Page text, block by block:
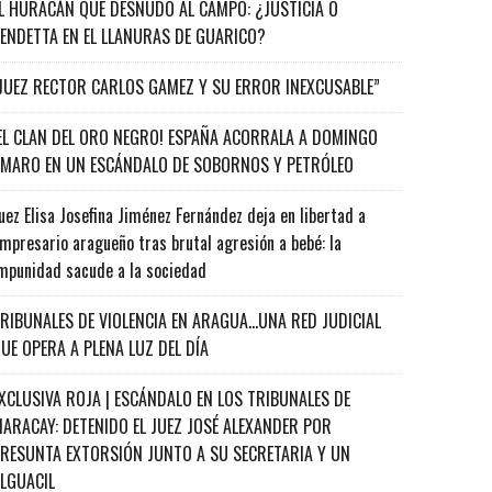
HURACÁN QUE DESNUDÓ AL CAMPO: ¿JUSTICIA O
EN EL LLANURAS DE GUARICO?
RECTOR CARLOS GAMEZ Y SU ERROR INEXCUSABLE”
CLAN DEL ORO NEGRO! ESPAÑA ACORRALA A DOMINGO
EN UN ESCÁNDALO DE SOBORNOS Y PETRÓLEO
Elisa Josefina Jiménez Fernández deja en libertad a
aragueño tras brutal agresión a bebé: la
sacude a la sociedad
DE VIOLENCIA EN ARAGUA…UNA RED JUDICIAL
OPERA A PLENA LUZ DEL DÍA
ROJA | ESCÁNDALO EN LOS TRIBUNALES DE
DETENIDO EL JUEZ JOSÉ ALEXANDER POR
EXTORSIÓN JUNTO A SU SECRETARIA Y UN